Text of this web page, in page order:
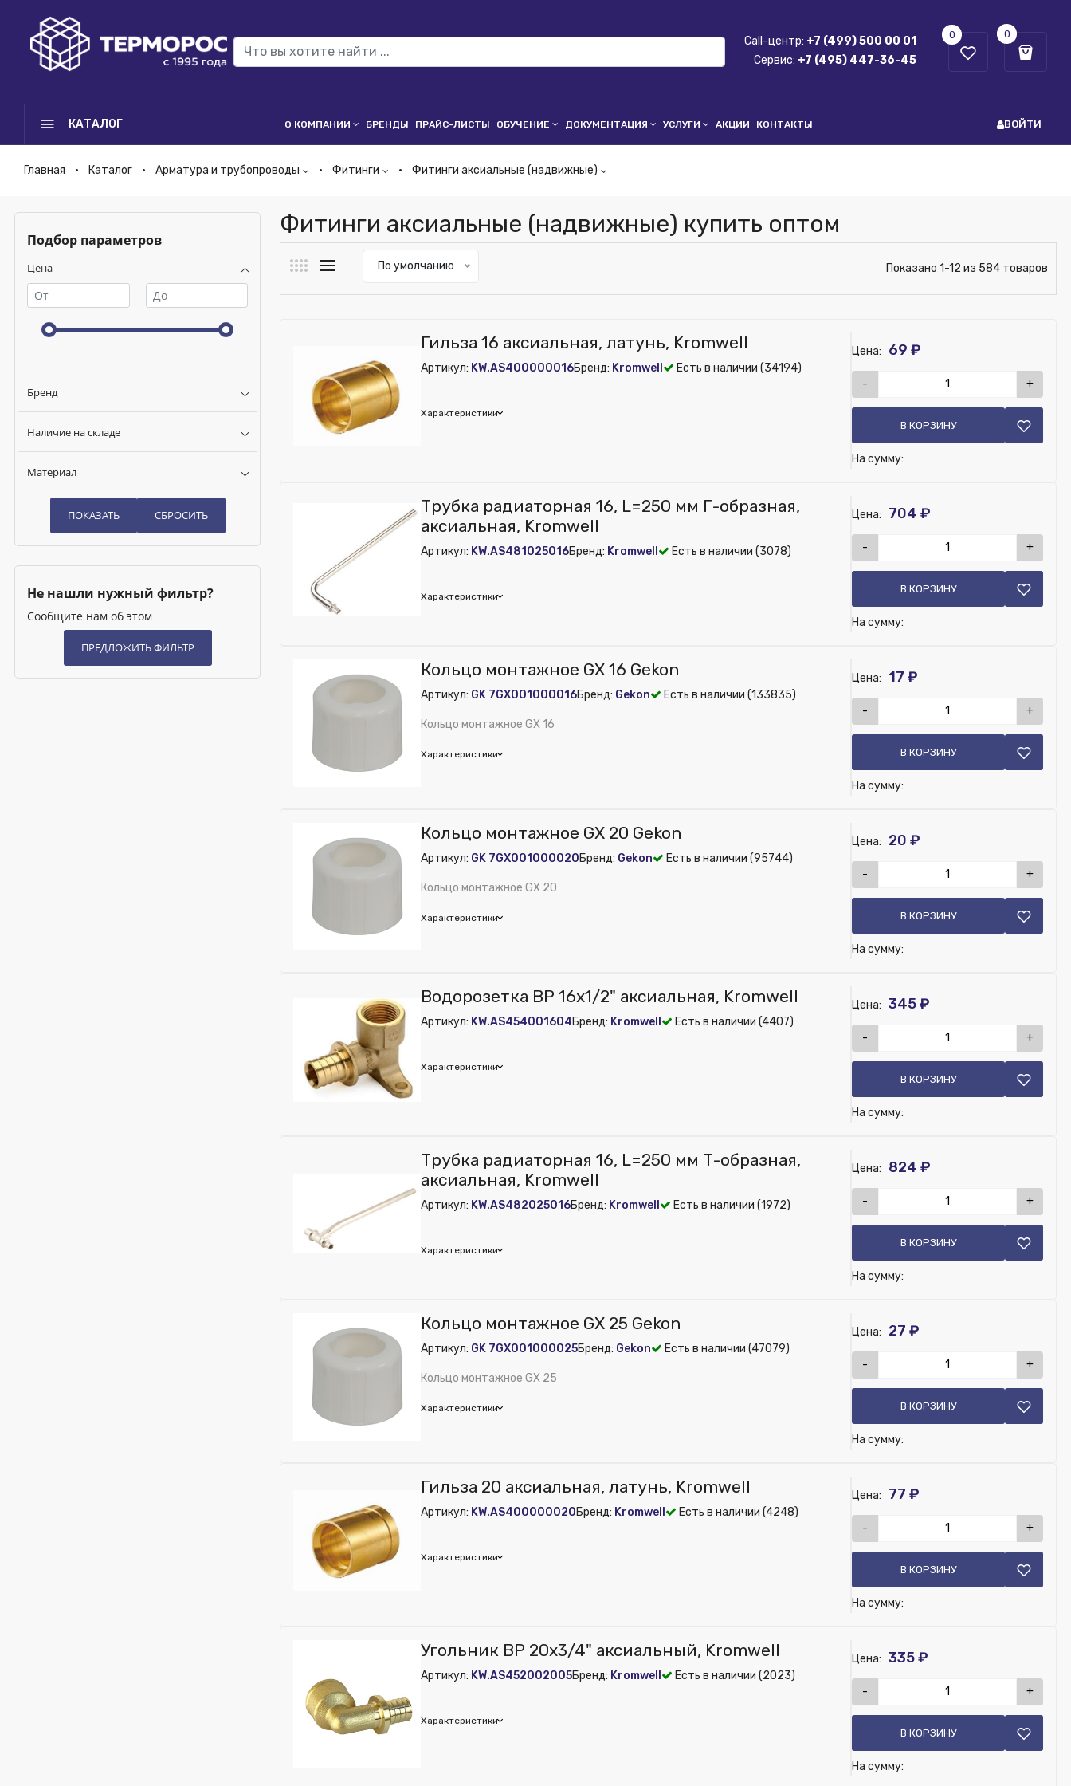
Call-центр: +7 (499) 500 00 01
Сервис: +7 (495) 447-36-45
0 0
КАТАЛОГ О КОМПАНИИ БРЕНДЫ ПРАЙС-ЛИСТЫ ОБУЧЕНИЕ ДОКУМЕНТАЦИЯ УСЛУГИ АКЦИИ КОНТАКТЫ ВОЙТИ
Главная Каталог Арматура и трубопроводы Фитинги Фитинги аксиальные (надвижные)
Подбор параметров
Цена
Бренд
Наличие на складе
Материал
Не нашли нужный фильтр?
Сообщите нам об этом
Фитинги аксиальные (надвижные) купить оптом
По умолчанию Показано 1-12 из 584 товаров
Гильза 16 аксиальная, латунь, Kromwell
Артикул: KW.AS400000016Бренд: Kromwell Есть в наличии (34194)
Характеристики
Цена: 69 ₽
- +
В КОРЗИНУ
На сумму:
Исключить из публикации на веб-витрине mag1c: Нет
Трубка радиаторная 16, L=250 мм Г-образная,
аксиальная, Kromwell
Артикул: KW.AS481025016Бренд: Kromwell Есть в наличии (3078)
Характеристики
Цена: 704 ₽
- +
В КОРЗИНУ
На сумму:
Исключить из публикации на веб-витрине mag1c:Нет
Кольцо монтажное GX 16 Gekon
Артикул: GK 7GX001000016Бренд: Gekon Есть в наличии (133835)
Кольцо монтажное GX 16
Характеристики
Цена: 17 ₽
- +
В КОРЗИНУ
На сумму:
Исключить из публикации на веб-витрине mag1c:
Кольцо монтажное GX 20 Gekon
Артикул: GK 7GX001000020Бренд: Gekon Есть в наличии (95744)
Кольцо монтажное GX 20
Характеристики
Цена: 20 ₽
- +
В КОРЗИНУ
На сумму:
Исключить из публикации на веб-витрине mag1c: Нет
Водорозетка ВР 16x1/2" аксиальная, Kromwell
Артикул: KW.AS454001604Бренд: Kromwell Есть в наличии (4407)
Характеристики
Цена: 345 ₽
- +
В КОРЗИНУ
На сумму:
Исключить из публикации на веб-витрине mag1c: Нет
Трубка радиаторная 16, L=250 мм Т-образная,
аксиальная, Kromwell
Артикул: KW.AS482025016Бренд: Kromwell Есть в наличии (1972)
Характеристики
Цена: 824 ₽
- +
В КОРЗИНУ
На сумму:
Исключить из публикации на веб-витрине mag1c:Нет
Кольцо монтажное GX 25 Gekon
Артикул: GK 7GX001000025Бренд: Gekon Есть в наличии (47079)
Кольцо монтажное GX 25
Характеристики
Цена: 27 ₽
- +
В КОРЗИНУ
На сумму:
Нет
Гильза 20 аксиальная, латунь, Kromwell
Артикул: KW.AS400000020Бренд: Kromwell Есть в наличии (4248)
Характеристики
Цена: 77 ₽
- +
В КОРЗИНУ
На сумму:
Исключить из публикации на веб-витрине mag1c:
Угольник ВР 20x3/4" аксиальный, Kromwell
Артикул: KW.AS452002005Бренд: Kromwell Есть в наличии (2023)
Характеристики
Цена: 335 ₽
- +
В КОРЗИНУ
На сумму: